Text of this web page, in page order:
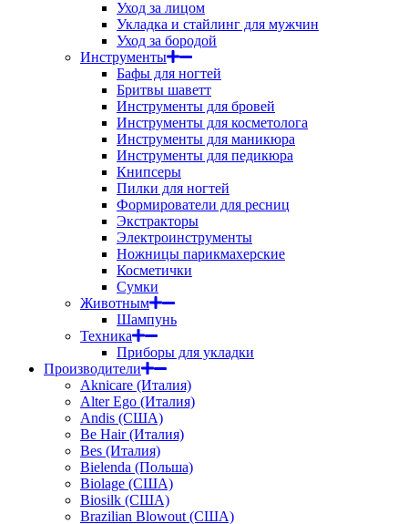
Уход за лицом
Укладка и стайлинг для мужчин
Уход за бородой
Инструменты
Бафы для ногтей
Бритвы шаветт
Инструменты для бровей
Инструменты для косметолога
Инструменты для маникюра
Инструменты для педикюра
Книпсеры
Пилки для ногтей
Формирователи для ресниц
Экстракторы
Электроинструменты
Ножницы парикмахерские
Косметички
Сумки
Животным
Шампунь
Техника
Приборы для укладки
Производители
Aknicare (Италия)
Alter Ego (Италия)
Andis (США)
Be Hair (Италия)
Bes (Италия)
Bielenda (Польша)
Biolage (США)
Biosilk (США)
Brazilian Blowout (США)